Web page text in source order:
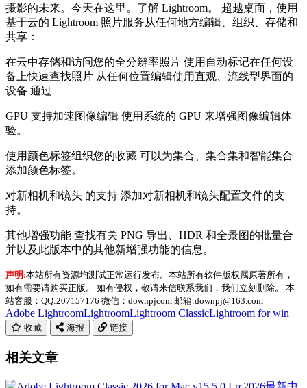
摄影的未来。今天在这里。了解 Lightroom。 超越桌面，使用
基于云的 Lightroom 照片服务从任何地方编辑、组织、存储和
共享：
在云中存储和访问您的全分辨率照片 使用自动标记在任何设
备上快速查找照片 从任何位置编辑使用直观、流线型界面的
设备 通过
GPU 支持加速图像编辑 使用系统的 GPU 来增强图像编辑体
验。
使用颜色标签组织您的收藏 可以为集合、集合集和智能集合
添加颜色标签。
对新相机和镜头 的支持 添加对新相机和镜头配置文件的支
持。
其他增强功能 查找有关 PNG 导出、HDR 和全景图的批量合
并以及此版本中的其他新增强功能的信息。
声明:本站所有资源均测试正常运行发布。本站所有软件版权属原著所有，
如有需要请购买正版。 如有侵权，敬请来信联系我们，我们立刻删除。 本
站客服：QQ:207157176 微信：downpjcom 邮箱:downpj@163.com
Adobe LightroomLightroomLightroom ClassicLightroom for win
收藏 海报 链接
相关文章